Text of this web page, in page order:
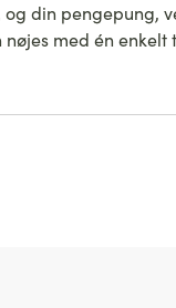
din pengepung,
med én enkelt